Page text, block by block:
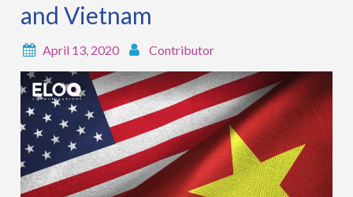
and Vietnam
April 13, 2020 Contributor